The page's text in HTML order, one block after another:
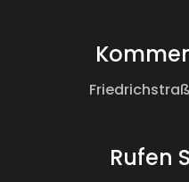
Rufen